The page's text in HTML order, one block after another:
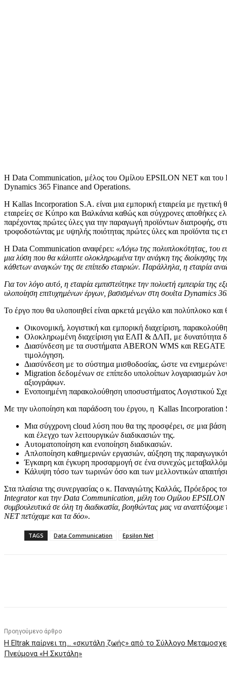
Η Data Communication, μέλος του Ομίλου EPSILON NET και του
Dynamics 365 Finance and Operations.
Η Kallas Incorporation S.A. είναι μια εμπορική εταιρεία με
εταιρείες σε Κύπρο και Βαλκάνια καθώς και σύγχρονες αποθήκες
παρέχοντας πρώτες ύλες για την παραγωγή προϊόντων διατροφής,
τροφοδοτώντας με υψηλής ποιότητας πρώτες ύλες και προϊόντα τις
Η Data Communication αναφέρει: «Λόγω της πολυπλοκότητας, του
μια λύση που θα κάλυπτε ολοκληρωμένα την ανάγκη της διοίκησης
κάθετων αναγκών της σε επίπεδο εταιριών. Παράλληλα, η εταιρία
Για τον λόγο αυτό, η εταιρία εμπιστεύτηκε την πολυετή εμπειρία
υλοποίηση επιτυχημένων έργων, βασισμένων στη σουίτα Dynamics
Το έργο που θα υλοποιηθεί είναι αρκετά μεγάλο και πολύπλοκο και
Οικονομική, λογιστική και εμπορική διαχείριση,
Ολοκληρωμένη διαχείριση για ΕΛΠ & ΔΛΠ, με δυνατότητα
Διασύνδεση με τα συστήματα ABERON WMS και REGATE
τιμολόγηση.
Διασύνδεση με το σύστημα μισθοδοσίας, ώστε να
Migration δεδομένων σε επίπεδο υπολοίπων λογαριασμών
αξιογράφων.
Ενοποιημένη παρακολούθηση υποσυστήματος Λογιστικού
Με την υλοποίηση και παράδοση του έργου, η Kallas Incorporation
Μια σύγχρονη cloud λύση που θα της προσφέρει, σε μια βάση
και έλεγχο των λειτουργικών διαδικασιών της.
Αυτοματοποίηση και ενοποίηση διαδικασιών.
Απλοποίηση καθημερινών εργασιών, αύξηση της
Έγκαιρη και έγκυρη προσαρμογή σε ένα συνεχώς
Κάλυψη τόσο των τωρινών όσο και των μελλοντικών
Στα πλαίσια της συνεργασίας ο κ. Παναγιώτης Καλλάς,
Integrator και την Data Communication, μέλη του Ομίλου EPSILON
συμβουλευτικά σε όλη τη διαδικασία, βοηθώντας μας να
NET πετύχαμε και τα δύο».
TAGS Data Communication Epsilon Net
Προηγούμενο άρθρο
Η Eltrak παίρνει τη… «σκυτάλη ζωής» από το Σύλλογο
Πνεύμονα «Η Σκυτάλη»